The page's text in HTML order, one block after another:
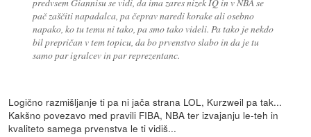
pač zaščiti napadalca, pa čeprav naredi korake ali osebno
napako, ko tu temu ni tako, pa smo tako videli. Pa tako je nekdo
bil prepričan v tem topicu, da bo prvenstvo slabo in da je tu
samo par igralcev in par reprezentanc.
Logično razmišljanje ti pa ni jača strana LOL, Kurzweil pa tak...
Kakšno povezavo med pravili FIBA, NBA ter izvajanju le-teh in
kvaliteto samega prvenstva le ti vidiš...